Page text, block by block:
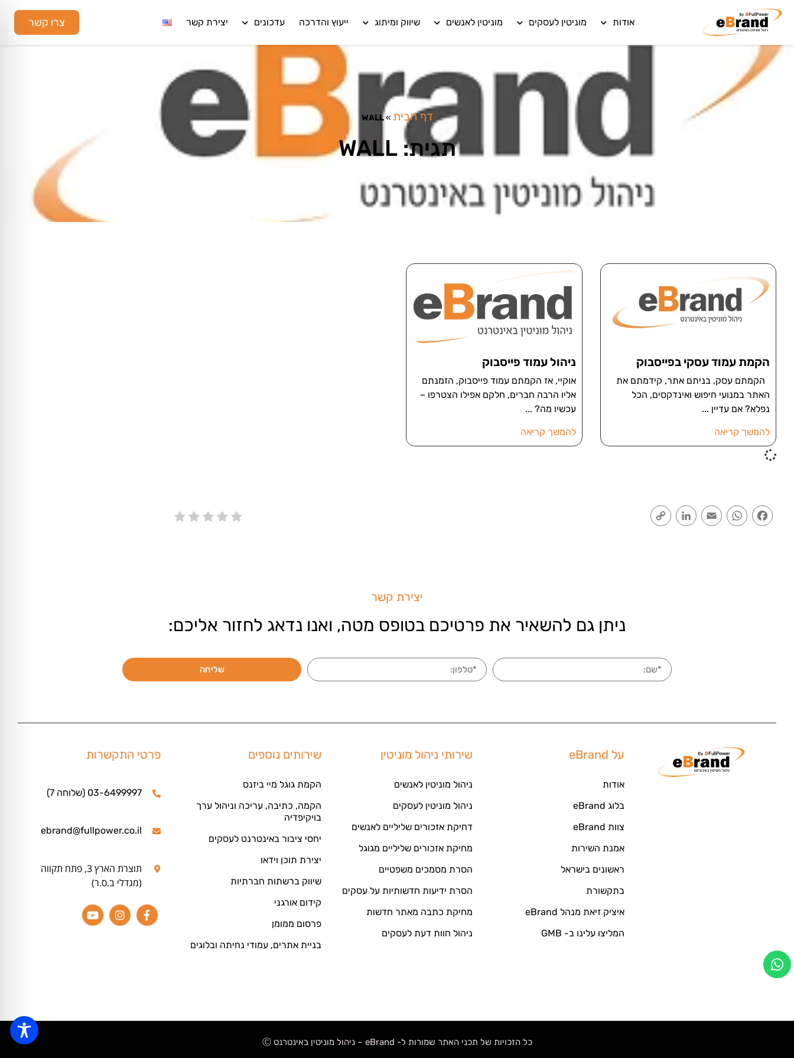
אודות מוניטין לעסקים מוניטין לאנשים שיווק ומיתוג ייעוץ והדרכה עדכונים יצירת קשר צרו קשר
דף הבית »
WALL
תגית: WALL
הקמת עמוד עסקי בפייסבוק
הקמתם עסק, בניתם אתר, קידמתם את
האתר במנועי חיפוש ואינדקסים, הכל
נפלא? אם עדיין
להמשך קריאה
ניהול עמוד פייסבוק
אוקיי, אז הקמתם עמוד פייסבוק, הזמנתם
אליו הרבה חברים, חלקם אפילו הצטרפו –
עכשיו מה?
להמשך קריאה
Facebook
WhatsApp
Email
LinkedIn
יצירת קשר
ניתן גם להשאיר את פרטיכם בטופס מטה, ואנו נדאג לחזור אליכם:
שליחה
על eBrand
אודות
בלוג eBrand
צוות eBrand
אמנת השירות
ראשונים בישראל
בתקשורת
איציק זיאת מנהל eBrand
המליצו עלינו ב- GMB
שירותי ניהול מוניטין
ניהול מוניטין לאנשים
ניהול מוניטין לעסקים
דחיקת אזכורים שליליים לאנשים
מחיקת אזכורים שליליים מגוגל
הסרת מסמכים משפטיים
הסרת ידיעות חדשותיות על עסקים
מחיקת כתבה מאתר חדשות
ניהול חוות דעת לעסקים
שירותים נוספים
הקמת גוגל מיי ביזנס
הקמה, כתיבה, עריכה וניהול ערך
בויקיפדיה
יחסי ציבור באינטרנט לעסקים
יצירת תוכן וידאו
שיווק ברשתות חברתיות
קידום אורגני
פרסום ממומן
בניית אתרים, עמודי נחיתה ובלוגים
פרטי התקשרות
03-6499997 (שלוחה 7)
ebrand@fullpower.co.il
תוצרת הארץ 3, פתח תקווה
(מגדלי ב.ס.ר)
כל הזכויות של תכני האתר שמורות ל- eBrand – ניהול מוניטין באינטרנט Ⓒ